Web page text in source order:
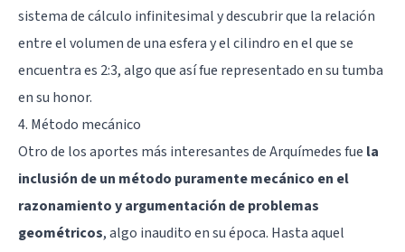
sistema de cálculo infinitesimal y descubrir que la relación
entre el volumen de una esfera y el cilindro en el que se
encuentra es 2:3, algo que así fue representado en su tumba
en su honor.
4. Método mecánico
Otro de los aportes más interesantes de Arquímedes fue la
inclusión de un método puramente mecánico en el
razonamiento y argumentación de problemas
geométricos, algo inaudito en su época. Hasta aquel